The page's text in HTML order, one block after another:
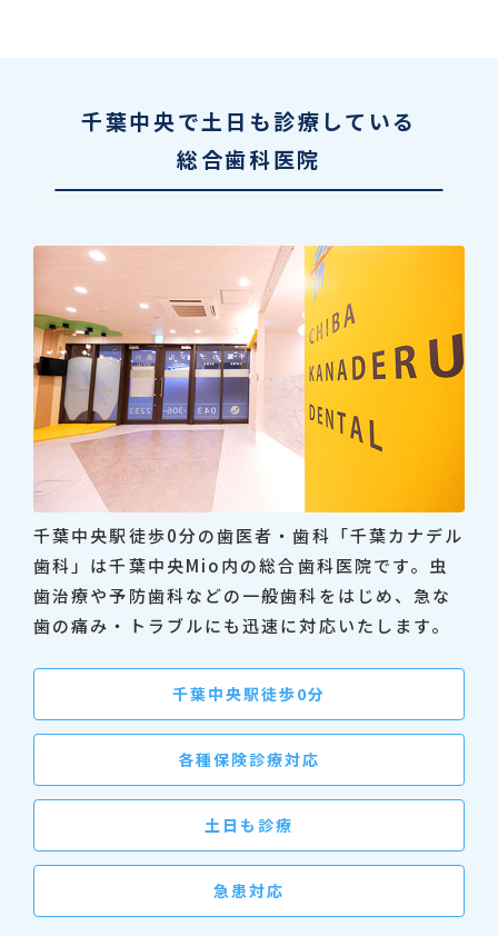
千葉中央で土日も診療している
総合歯科医院
千葉中央駅徒歩0分の歯医者・歯科「千葉カナデル
歯科」は千葉中央Mio内の総合歯科医院です。虫
歯治療や予防歯科などの一般歯科をはじめ、急な
歯の痛み・トラブルにも迅速に対応いたします。
千葉中央駅徒歩0分
各種保険診療対応
土日も診療
急患対応